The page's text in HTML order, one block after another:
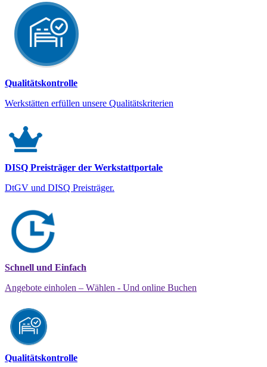
Qualitätskontrolle
Werkstätten erfüllen unsere Qualitätskriterien
DISQ Preisträger der Werkstattportale
DtGV und DISQ Preisträger.
Schnell und Einfach
Angebote einholen – Wählen - Und online Buchen
Qualitätskontrolle